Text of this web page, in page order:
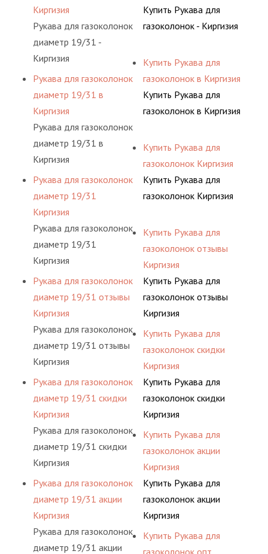
Киргизия
Рукава для газоколонок
диаметр 19/31 -
Киргизия
Рукава для газоколонок
диаметр 19/31 в
Киргизия
Рукава для газоколонок
диаметр 19/31 в
Киргизия
Рукава для газоколонок
диаметр 19/31
Киргизия
Рукава для газоколонок
диаметр 19/31
Киргизия
Рукава для газоколонок
диаметр 19/31 отзывы
Киргизия
Рукава для газоколонок
диаметр 19/31 отзывы
Киргизия
Рукава для газоколонок
диаметр 19/31 скидки
Киргизия
Рукава для газоколонок
диаметр 19/31 скидки
Киргизия
Рукава для газоколонок
диаметр 19/31 акции
Киргизия
Рукава для газоколонок
диаметр 19/31 акции
Купить Рукава для
газоколонок - Киргизия
Купить Рукава для
газоколонок в Киргизия
Купить Рукава для
газоколонок в Киргизия
Купить Рукава для
газоколонок Киргизия
Купить Рукава для
газоколонок Киргизия
Купить Рукава для
газоколонок отзывы
Киргизия
Купить Рукава для
газоколонок отзывы
Киргизия
Купить Рукава для
газоколонок скидки
Киргизия
Купить Рукава для
газоколонок скидки
Киргизия
Купить Рукава для
газоколонок акции
Киргизия
Купить Рукава для
газоколонок акции
Киргизия
Купить Рукава для
газоколонок опт